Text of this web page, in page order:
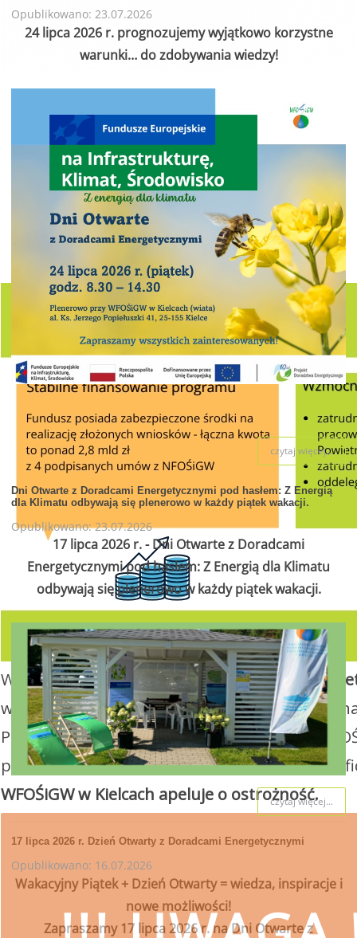
W związku z realizacją Programu„Czyste
wsparcie w uzyskaniu dofinansowania i
Ponieważ proces pozyskiwania środków z
posiadania pełnomocnictwa z podpisem
WFOŚiGW w Kielcach apeluje o ostrożność.
Opublikowano: 23.07.2026
24 lipca 2026 r. prognozujemy wyjątkowo korzystne
warunki… do zdobywania wiedzy!
czytaj więcej...
Dni Otwarte z Doradcami Energetycznymi pod hasłem: Z Energią
dla Klimatu odbywają się plenerowo w każdy piątek wakacji.
Opublikowano: 23.07.2026
17 lipca 2026 r. - Dni Otwarte z Doradcami
Energetycznymi pod hasłem: Z Energią dla Klimatu
odbywają się plenerowo w każdy piątek wakacji.
czytaj więcej...
17 lipca 2026 r. Dzień Otwarty z Doradcami Energetycznymi
Opublikowano: 16.07.2026
Wakacyjny Piątek + Dzień Otwarty = wiedza, inspiracje i
nowe możliwości!
Zapraszamy 17 lipca 2026 r. na Dni Otwarte z